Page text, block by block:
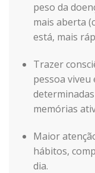
peso da
mais aberta
está, mais
Trazer
pessoa
memórias
Maior
hábitos,
dia.